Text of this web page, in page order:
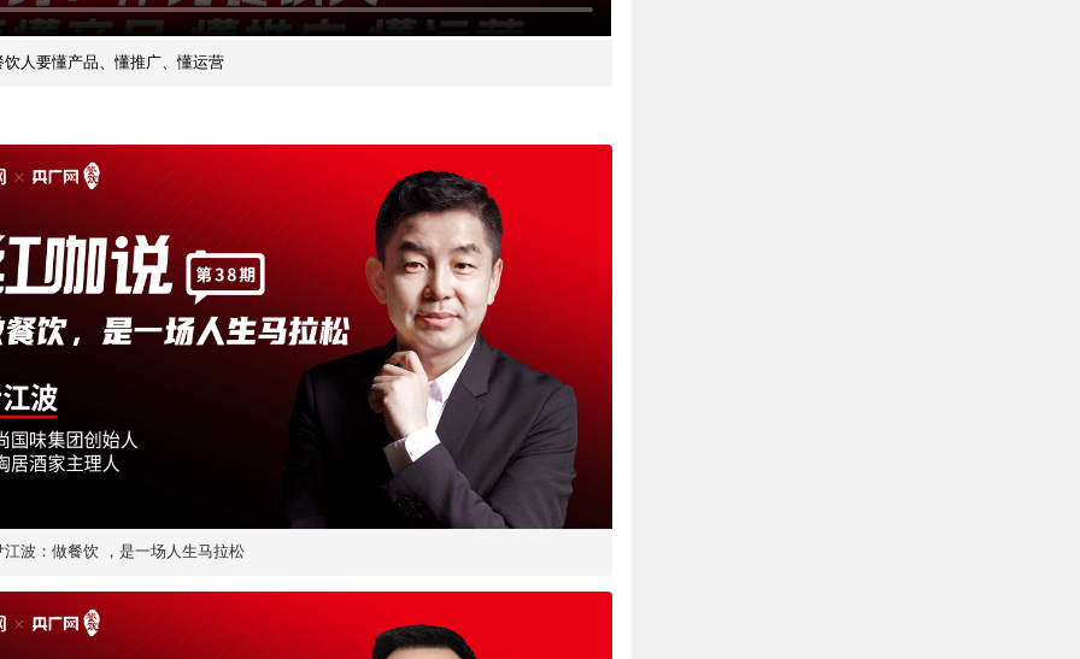
饮人要懂产品、懂推广、懂运营
江波：做餐饮 ，是一场人生马拉松